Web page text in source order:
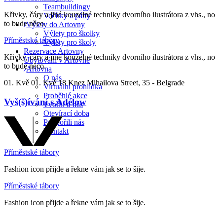
Teambuildingy
Večírky a párty
Výlety do Artovny
Výlety pro školky
Výlety pro školy
Rezervace Artovny
Ubytování v Artovně
Artovna
O nás
Virtuální prohlídka
Proběhlé akce
Tvořili u nás
Otevírací doba
Podpořili nás
Kontakt
Křivky, čáry a jiné kouzelné techniky dvorního ilustrátora z vhs., no
to bude něco.
Příměstské tábory
Křivky, čáry a jiné kouzelné techniky dvorního ilustrátora z vhs., no
to bude něco.
01. Kvě 01. Kvě18 Knez Mihailova Street, 35 - Belgrade
Vyš(š)ívání s Adélow
Příměstské tábory
Fashion icon přijde a řekne vám jak se to šije.
Příměstské tábory
Fashion icon přijde a řekne vám jak se to šije.